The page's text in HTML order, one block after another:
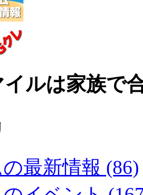
ルは家族で
最新情報 (86)